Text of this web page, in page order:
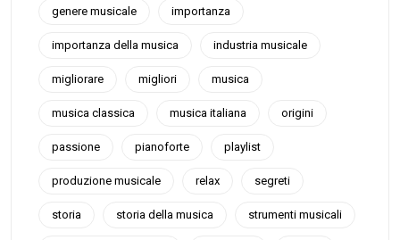
genere musicale importanza
importanza della musica industria musicale
migliorare migliori musica
musica classica musica italiana origini
passione pianoforte playlist
produzione musicale relax segreti
storia storia della musica strumenti musicali